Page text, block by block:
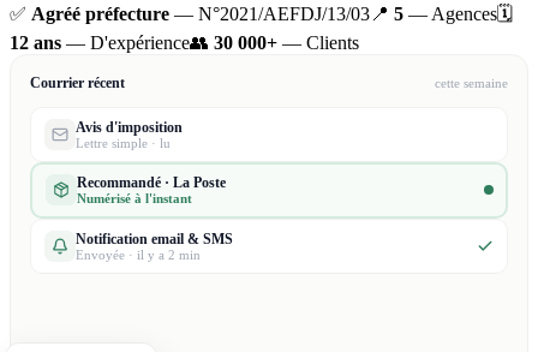
✅ Agréé préfecture — N°2021/AEFDJ/13/03 📍 5 — Agences🗓️
12 ans — D'expérience👥 30 000+ — Clients
Courrier récent cette semaine
Avis d'imposition
Lettre simple · lu
Notification email & SMS
Envoyée · il y a 2 min